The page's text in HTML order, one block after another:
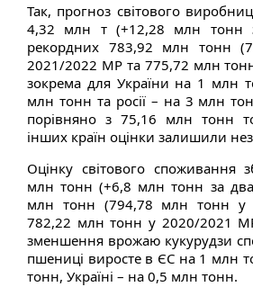
Так, прогноз світового
4,32 млн т (+12,28 млн тонн
рекордних 783,92 млн тонн
2021/2022 МР та 775,72 млн
зокрема для України на 1 млн
млн тонн та росії – на 3 млн
порівняно з 75,16 млн тонн
інших країн оцінки залишили
Оцінку світового споживання
млн тонн (+6,8 млн тонн за два
млн тонн (794,78 млн тонн у
782,22 млн тонн у 2020/2021
зменшення врожаю кукурудзи
пшениці виросте в ЄС на 1 млн
тонн, Україні – на 0,5 млн тонн.